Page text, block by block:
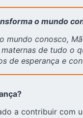
o mundo
mundo conosco,
de tudo o
de esperança e
a contribuir com